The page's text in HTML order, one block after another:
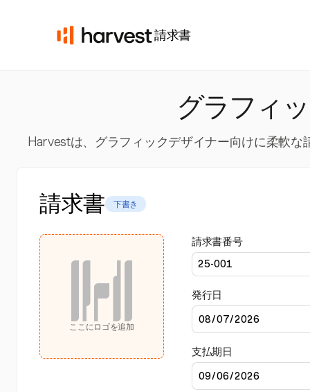
請求書
グラフィ
Harvestは、グラフィックデザイナー向けに柔軟
請求書 下書き
ここにロゴを追加
請求書番号
発行日
支払期日